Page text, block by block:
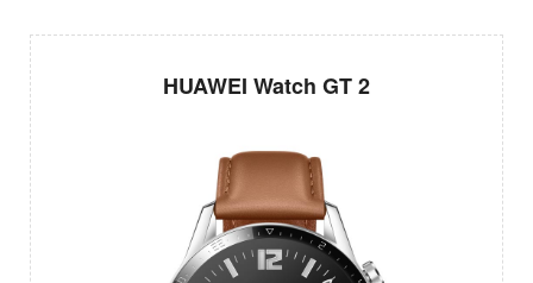
HUAWEI Watch GT 2